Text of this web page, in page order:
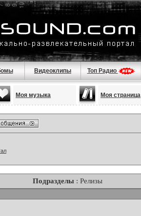
Видеоклипы Топ Радио
Моя музыка Моя страница
Подразделы : Релизы